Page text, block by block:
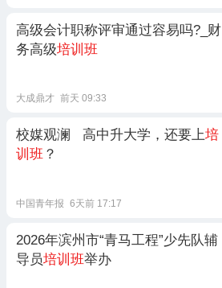
高级会计职称评审通过容易吗?_财
务高级培训班
大成鼎才 前天 09:33
校媒观澜 高中升大学，还要上培
训班 ？
中国青年报 6天前 17:17
2026年滨州市“青马工程”少先队辅
导员培训班举办